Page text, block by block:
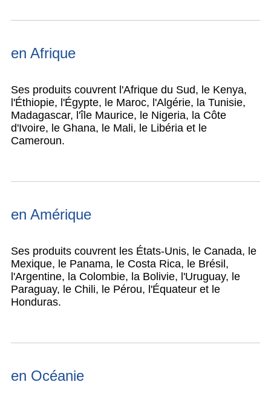
en Afrique
Ses produits couvrent l'Afrique du Sud, le Kenya,
l'Éthiopie, l'Égypte, le Maroc, l'Algérie, la Tunisie,
Madagascar, l'île Maurice, le Nigeria, la Côte
d'Ivoire, le Ghana, le Mali, le Libéria et le
Cameroun.
en Amérique
Ses produits couvrent les États-Unis, le Canada, le
Mexique, le Panama, le Costa Rica, le Brésil,
l'Argentine, la Colombie, la Bolivie, l'Uruguay, le
Paraguay, le Chili, le Pérou, l'Équateur et le
Honduras.
en Océanie